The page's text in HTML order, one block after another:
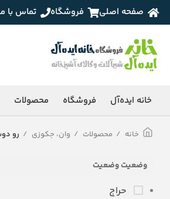
صفحه اصلی فروشگاه تماس با
خانه ایده‌آل فروشگاه محصولات
خانه محصولات وان، جکوزی رو
وضعیت وضعیت
حراج